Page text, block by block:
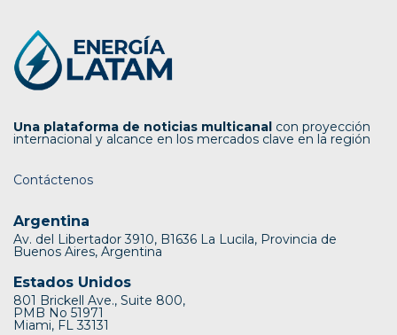
Una plataforma de noticias multicanal con proyección
internacional y alcance en los mercados clave en la región
Contáctenos
Argentina
Av. del Libertador 3910, B1636 La Lucila, Provincia de
Buenos Aires, Argentina
Estados Unidos
801 Brickell Ave., Suite 800,
PMB No 51971
Miami, FL 33131